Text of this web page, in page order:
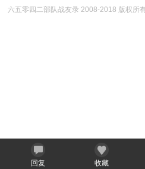
回复 收藏
六五零四二部队战友录 2008-2018 版权所